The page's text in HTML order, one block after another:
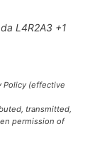
L4R2A3 +1
Policy (effective
transmitted,
permission of